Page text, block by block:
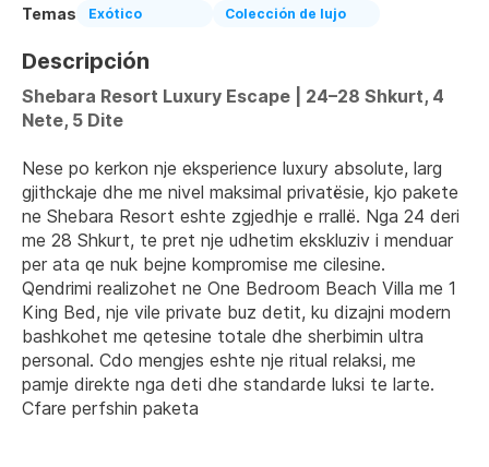
Temas
Exótico Colección de lujo
Descripción
Shebara Resort Luxury Escape | 24–28 Shkurt, 4
Nete, 5 Dite
Nese po kerkon nje eksperience luxury absolute, larg
gjithckaje dhe me nivel maksimal privatësie, kjo pakete
ne Shebara Resort eshte zgjedhje e rrallë. Nga 24 deri
me 28 Shkurt, te pret nje udhetim ekskluziv i menduar
per ata qe nuk bejne kompromise me cilesine.
Qendrimi realizohet ne One Bedroom Beach Villa me 1
King Bed, nje vile private buz detit, ku dizajni modern
bashkohet me qetesine totale dhe sherbimin ultra
personal. Cdo mengjes eshte nje ritual relaksi, me
pamje direkte nga deti dhe standarde luksi te larte.
Cfare perfshin paketa